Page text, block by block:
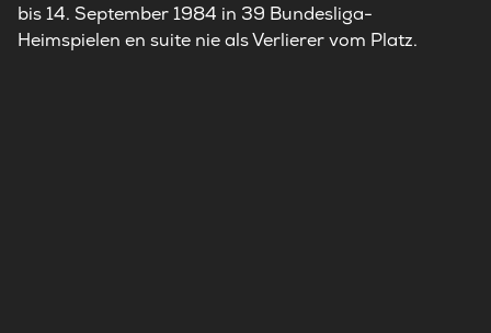
bis 14. September 1984 in 39 Bundesliga-
Heimspielen en suite nie als Verlierer vom Platz.